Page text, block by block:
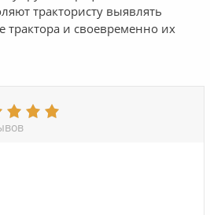
трактористу выявлять
трактора и своевременно их